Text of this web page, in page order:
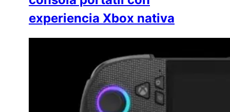
experiencia Xbox nativa